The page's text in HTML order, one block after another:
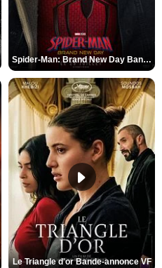
Spider-Man: Brand New Day Bande-annonce VO STFR
Le Triangle d'or Bande-annonce VF